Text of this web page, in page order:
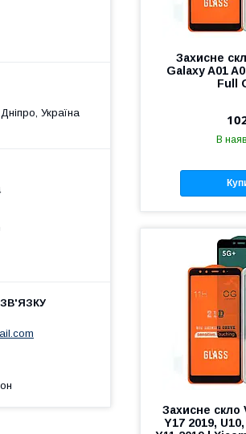
Захисне
Galaxy A01
Full
В
Захисне скло
Y17 2019,
Україна